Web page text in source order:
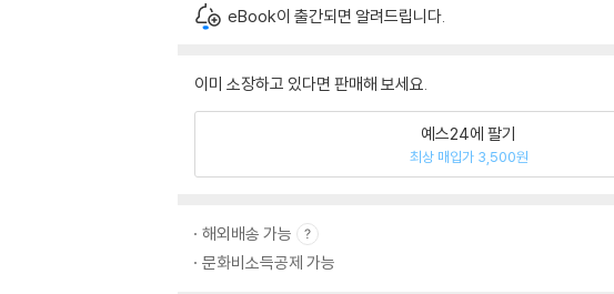
eBook이 출간되면 알려드립니다.
이미 소장하고 있다면 판매해 보세요.
예스24에 팔기
최상 매입가 3,500원
해외배송 가능
문화비소득공제 가능